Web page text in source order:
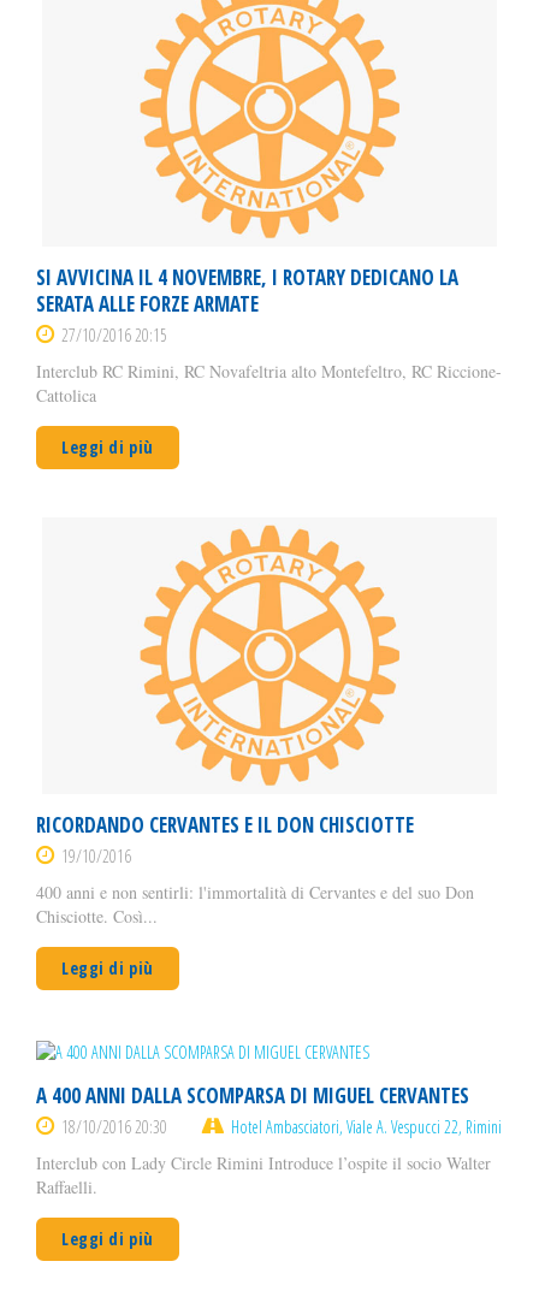
SI AVVICINA IL 4 NOVEMBRE, I ROTARY DEDICANO LA
SERATA ALLE FORZE ARMATE
27/10/2016 20:15
Interclub RC Rimini, RC Novafeltria alto Montefeltro, RC Riccione-
Cattolica
Leggi di più
RICORDANDO CERVANTES E IL DON CHISCIOTTE
19/10/2016
400 anni e non sentirli: l'immortalità di Cervantes e del suo Don
Chisciotte. Così...
Leggi di più
A 400 ANNI DALLA SCOMPARSA DI MIGUEL CERVANTES
18/10/2016 20:30
Hotel Ambasciatori, Viale A. Vespucci 22, Rimini
Interclub con Lady Circle Rimini Introduce l’ospite il socio Walter
Raffaelli.
Leggi di più